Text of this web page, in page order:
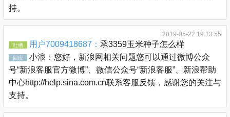
持。
2019-05-22 19:13:55
吐槽 用户7009418687： 承3359玉米种子怎么样
回应 小浪： 您好，新浪网相关问题您可以通过微博公众
号“新浪客服官方微博”、微信公众号“新浪客服”、新浪帮助
中心http://help.sina.com.cn联系客服反馈，感谢您的关注与
支持。